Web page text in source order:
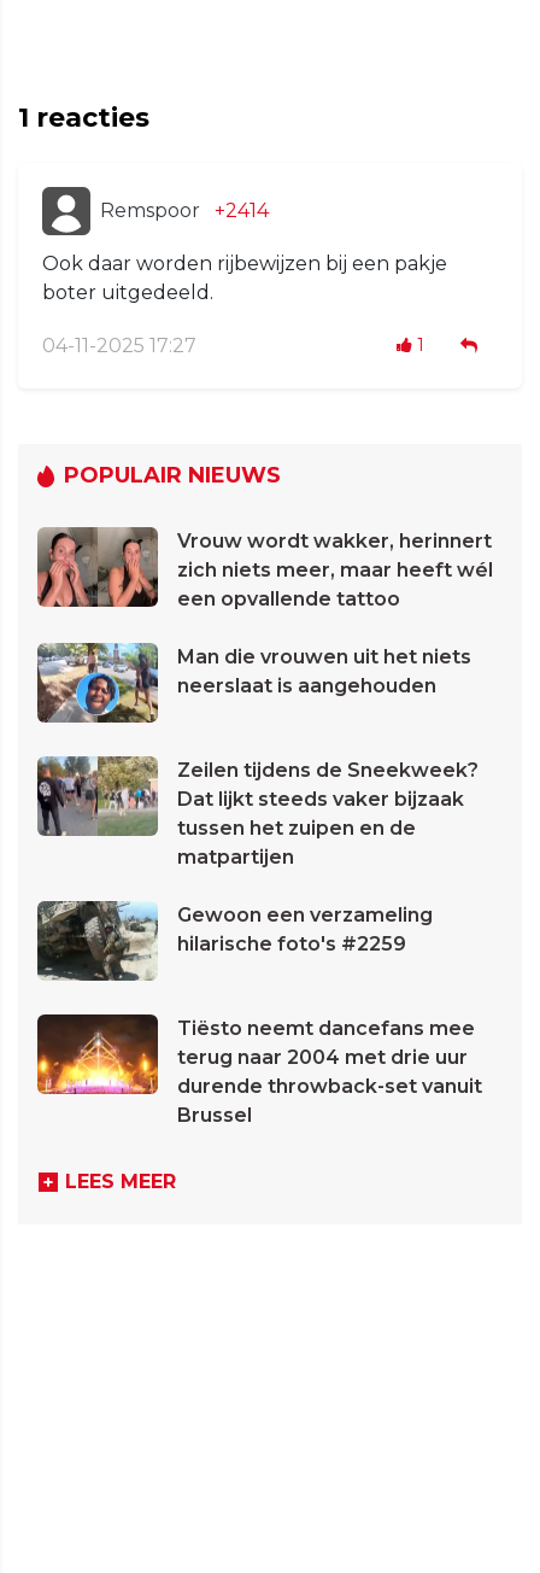
1 reacties
Remspoor +2414
Ook daar worden rijbewijzen bij een pakje
boter uitgedeeld.
04-11-2025 17:27 1
POPULAIR NIEUWS
Vrouw wordt wakker, herinnert
zich niets meer, maar heeft wél
een opvallende tattoo
Man die vrouwen uit het niets
neerslaat is aangehouden
Zeilen tijdens de Sneekweek?
Dat lijkt steeds vaker bijzaak
tussen het zuipen en de
matpartijen
Gewoon een verzameling
hilarische foto's #2259
Tiësto neemt dancefans mee
terug naar 2004 met drie uur
durende throwback-set vanuit
Brussel
LEES MEER